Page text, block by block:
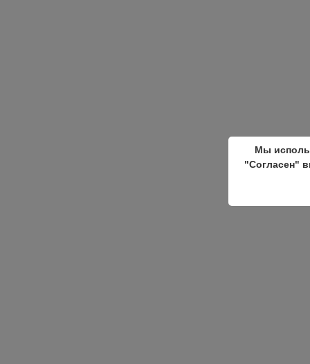
Мы
"Согласен"